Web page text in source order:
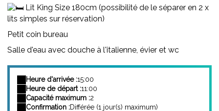
Lit King Size 180cm (possibilité de le séparer en 2 x
lits simples sur réservation)
Petit coin bureau
Salle d'eau avec douche à l'italienne, évier et wc
Heure d'arrivée :15:00
Heure de départ :11:00
Capacité maximum :2
Confirmation :Différée (1 jour(s) maximum)